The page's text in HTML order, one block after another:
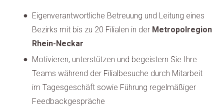
Eigenverantwortliche Betreuung und Leitung eines
Bezirks mit bis zu 20 Filialen in der Metropolregion
Rhein-Neckar
Motivieren, unterstützen und begeistern Sie Ihre
Teams während der Filialbesuche durch Mitarbeit
im Tagesgeschäft sowie Führung regelmäßiger
Feedbackgespräche